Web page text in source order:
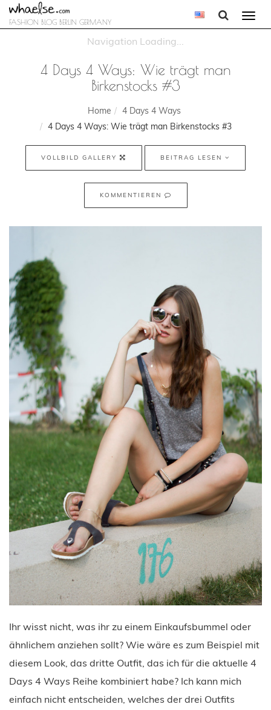
FASHION BLOG BERLIN GERMANY
4 Days 4 Ways: Wie trägt man
Birkenstocks #3
Home
4 Days 4 Ways
4 Days 4 Ways: Wie trägt man Birkenstocks #3
VOLLBILD GALLERY BEITRAG LESEN
KOMMENTIEREN
Ihr wisst nicht, was ihr zu einem Einkaufsbummel oder
ähnlichem anziehen sollt? Wie wäre es zum Beispiel mit
diesem Look, das dritte Outfit, das ich für die aktuelle 4
Days 4 Ways Reihe kombiniert habe? Ich kann mich
einfach nicht entscheiden, welches der drei Outfits